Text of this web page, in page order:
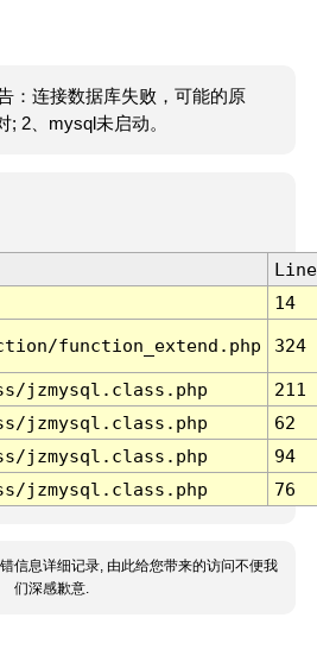
：连接数据库失败，可能的原
; 2、mysql未启动。
Line
14
function_extend.php 324
jzmysql.class.php
211
jzmysql.class.php
62
jzmysql.class.php
94
jzmysql.class.php 76
信息详细记录, 由此给您带来的访问不便我
们深感歉意.